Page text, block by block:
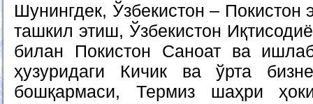
Шунингдек, Ўзбекистон – Покистон
ташкил этиш, Ўзбекистон
билан Покистон Саноат ва
ҳузуридаги Кичик ва ўрта
бошқармаси, Термиз шаҳри